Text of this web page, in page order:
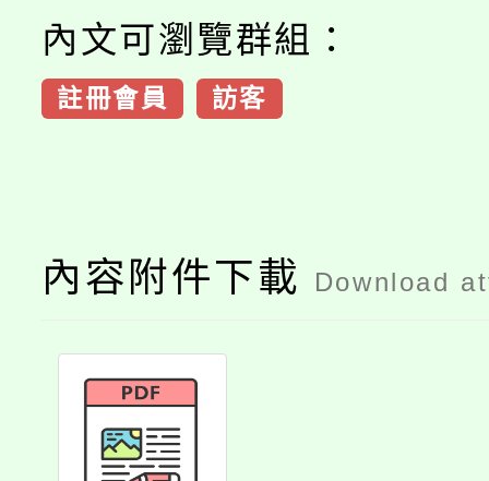
內文可瀏覽群組：
註冊會員 訪客
內容附件下載 Download